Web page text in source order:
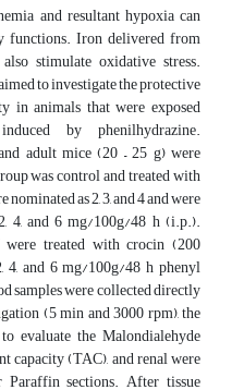
and resultant hypoxia can
functions. Iron delivered from
stimulate oxidative stress.
to investigate the protective
animals that were exposed
by phenilhydrazine.
adult mice (20 – 25 g) were
was control and treated with
as 2, 3, and 4 and were
4, and 6 mg/100g/48 h (i.p.).
treated with crocin (200
and 6 mg/100g/48 h phenyl
samples were collected directly
(5 min and 3000 rpm), the
evaluate the Malondialehyde
(TAC), and renal were
sections. After tissue